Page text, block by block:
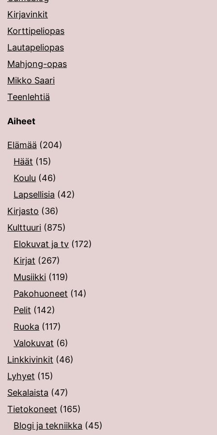
Kirjavinkit
Korttipeliopas
Lautapeliopas
Mahjong-opas
Mikko Saari
Teenlehtiä
Aiheet
Elämää (204)
Häät (15)
Koulu (46)
Lapsellisia (42)
Kirjasto (36)
Kulttuuri (875)
Elokuvat ja tv (172)
Kirjat (267)
Musiikki (119)
Pakohuoneet (14)
Pelit (142)
Ruoka (117)
Valokuvat (6)
Linkkivinkit (46)
Lyhyet (15)
Sekalaista (47)
Tietokoneet (165)
Blogi ja tekniikka (45)